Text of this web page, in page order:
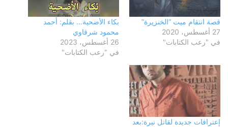
قصة انتقام ميت “الخنزيرة”
27 أغسطس، 2020
في "رعب الكتابات"
بكاء الأضحية… بقلم: أحمد
محمود شرقاوي
26 أغسطس، 2023
في "رعب الكتابات"
إعترافات جديدة لقاتل نيرة:بعد